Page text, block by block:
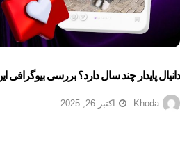
دانیال پایدار چند سال دارد؟ بررسی بیوگرافی
Khoda اکتبر 26, 2025